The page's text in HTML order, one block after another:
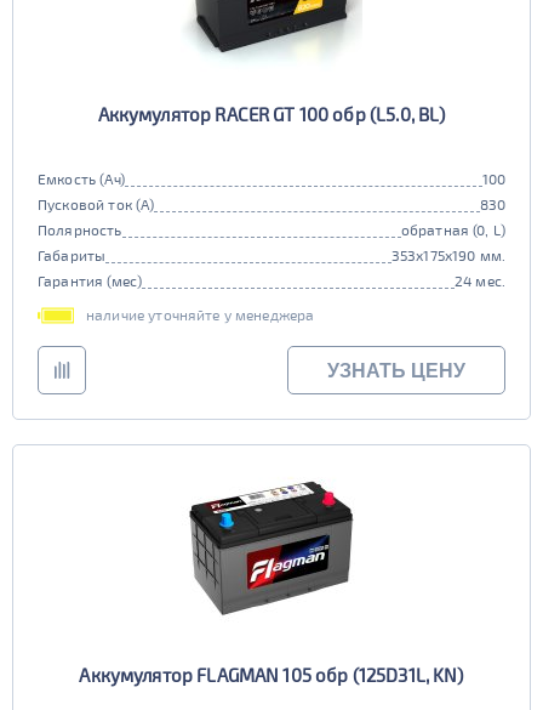
Аккумулятор RACER GT 100 обр (L5.0, BL)
Емкость (Ач)
100
Пусковой ток (А)
830
Полярность
обратная (0, L)
Габариты
353x175x190 мм.
Гарантия (мес)
24 мес.
наличие уточняйте у менеджера
УЗНАТЬ ЦЕНУ
Аккумулятор FLAGMAN 105 обр (125D31L, KN)